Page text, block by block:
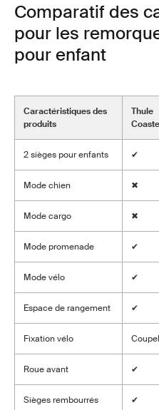
Comparatif des
pour les
pour enfant
Caractéristiques des
produits
Thule
2 sièges pour enfants ✔
Mode chien ✖
Mode cargo ✖
Mode promenade ✔
Mode vélo ✔
Espace de rangement ✔
Fixation vélo
Roue avant ✔
Sièges rembourrés ✔